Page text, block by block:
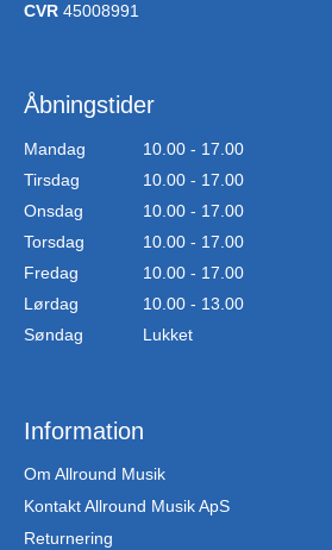
CVR 45008991
Åbningstider
Mandag
10.00 - 17.00
Tirsdag
10.00 - 17.00
Onsdag
10.00 - 17.00
Torsdag
10.00 - 17.00
Fredag
10.00 - 17.00
Lørdag
10.00 - 13.00
Søndag
Lukket
Information
Om Allround Musik
Kontakt Allround Musik ApS
Returnering